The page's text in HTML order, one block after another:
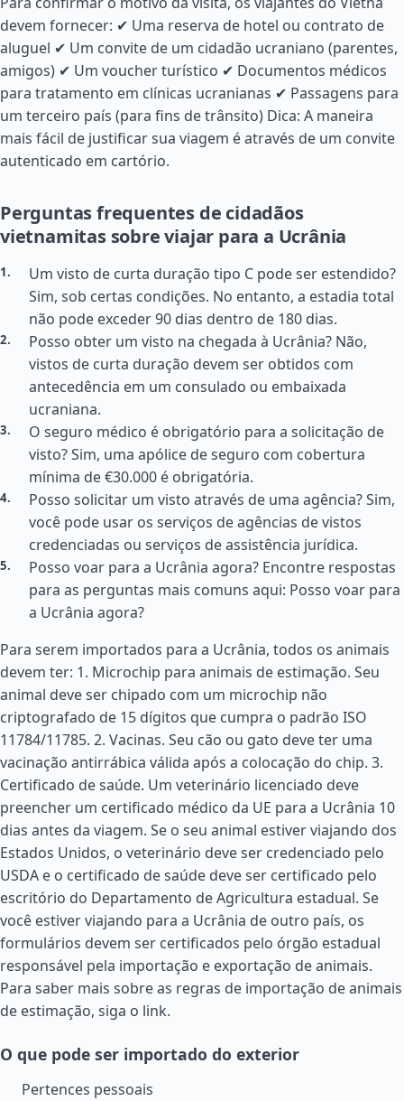
devem fornecer: ✔ Uma reserva de hotel ou contrato de
aluguel ✔ Um convite de um cidadão ucraniano (parentes,
amigos) ✔ Um voucher turístico ✔ Documentos médicos
para tratamento em clínicas ucranianas ✔ Passagens para
um terceiro país (para fins de trânsito) Dica: A maneira
mais fácil de justificar sua viagem é através de um convite
autenticado em cartório.
Perguntas frequentes de cidadãos
vietnamitas sobre viajar para a Ucrânia
Um visto de curta duração tipo C pode ser estendido?
Sim, sob certas condições. No entanto, a estadia total
não pode exceder 90 dias dentro de 180 dias.
Posso obter um visto na chegada à Ucrânia? Não,
vistos de curta duração devem ser obtidos com
antecedência em um consulado ou embaixada
ucraniana.
O seguro médico é obrigatório para a solicitação de
visto? Sim, uma apólice de seguro com cobertura
mínima de €30.000 é obrigatória.
Posso solicitar um visto através de uma agência? Sim,
você pode usar os serviços de agências de vistos
credenciadas ou serviços de assistência jurídica.
Posso voar para a Ucrânia agora? Encontre respostas
para as perguntas mais comuns aqui: Posso voar para
a Ucrânia agora?
Para serem importados para a Ucrânia, todos os animais
devem ter: 1. Microchip para animais de estimação. Seu
animal deve ser chipado com um microchip não
criptografado de 15 dígitos que cumpra o padrão ISO
11784/11785. 2. Vacinas. Seu cão ou gato deve ter uma
vacinação antirrábica válida após a colocação do chip. 3.
Certificado de saúde. Um veterinário licenciado deve
preencher um certificado médico da UE para a Ucrânia 10
dias antes da viagem. Se o seu animal estiver viajando dos
Estados Unidos, o veterinário deve ser credenciado pelo
USDA e o certificado de saúde deve ser certificado pelo
escritório do Departamento de Agricultura estadual. Se
você estiver viajando para a Ucrânia de outro país, os
formulários devem ser certificados pelo órgão estadual
responsável pela importação e exportação de animais.
Para saber mais sobre as regras de importação de animais
de estimação, siga o link.
O que pode ser importado do exterior
Pertences pessoais